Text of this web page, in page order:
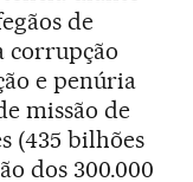
de
corrupção
e penúria
missão de
(435 bilhões
dos 300.000